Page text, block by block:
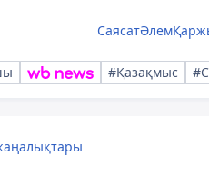
СаясатӘлем
#Қазақмыс